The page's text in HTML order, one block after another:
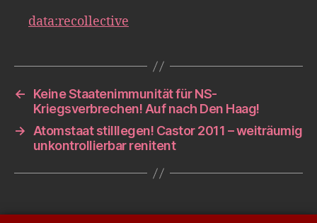
data:recollective
←
Keine Staatenimmunität für NS-
Kriegsverbrechen! Auf nach Den Haag!
→
Atomstaat stilllegen! Castor 2011 – weiträumig
unkontrollierbar renitent